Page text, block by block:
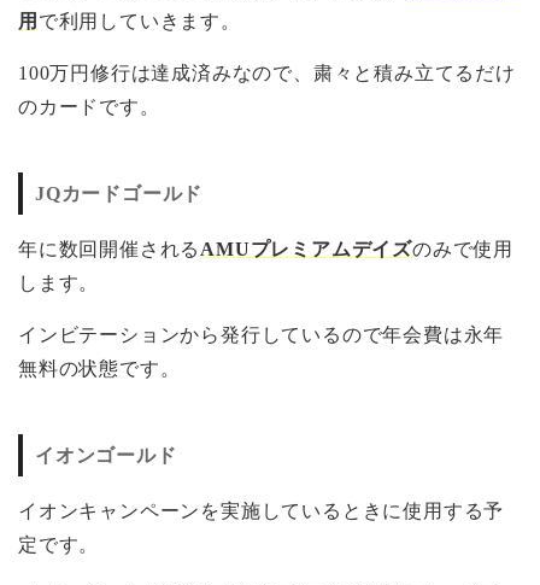
用 で利用していきます。
100万円修行は達成済みなので、粛々と積み立てるだけ
のカードです。
JQカードゴールド
年に数回開催されるAMUプレミアムデイズのみで使用
します。
インビテーションから発行しているので年会費は永年
無料の状態です。
イオンゴールド
イオンキャンペーンを実施しているときに使用する予
定です。